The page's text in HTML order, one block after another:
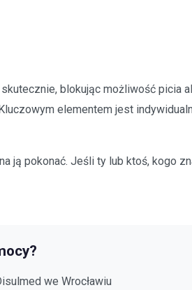
blokując możliwość picia
elementem jest
ją pokonać. Jeśli ty lub ktoś, kogo
we Wrocławiu